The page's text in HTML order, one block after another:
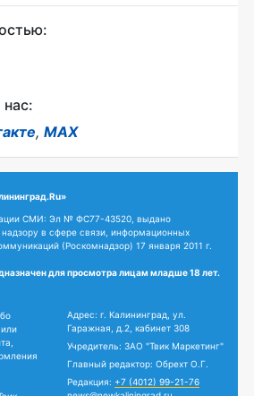
, MAX
СМИ: Эл № ФС77-43520, выдано
в сфере связи, информационных
(Роскомнадзор) 17 января 2011 г.
для просмотра лицам младше 18 лет.
Адрес: г. Калининград, ул.
Гаражная, д.2, кабинет 308
Учредитель: ЗАО "Твик Маркетинг"
Главный редактор: Обрехт О.Г.
Редакция: +7 (4012) 99-21-76